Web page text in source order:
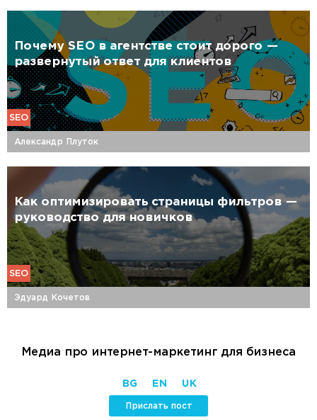
Почему SEO в агентстве стоит дорого —
развернутый ответ для клиентов
SEO
Александр Плуток
Как оптимизировать страницы фильтров —
руководство для новичков
SEO
Эдуард Кочетов
Медиа про интернет-маркетинг для бизнеса
BG EN UK
Прислать пост